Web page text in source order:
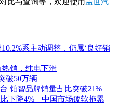
系主动调整，仍属‘良好销
销，纯电下滑
破50万辆
铂智品牌销量占比突破21%
下降4%，中国市场疲软拖累